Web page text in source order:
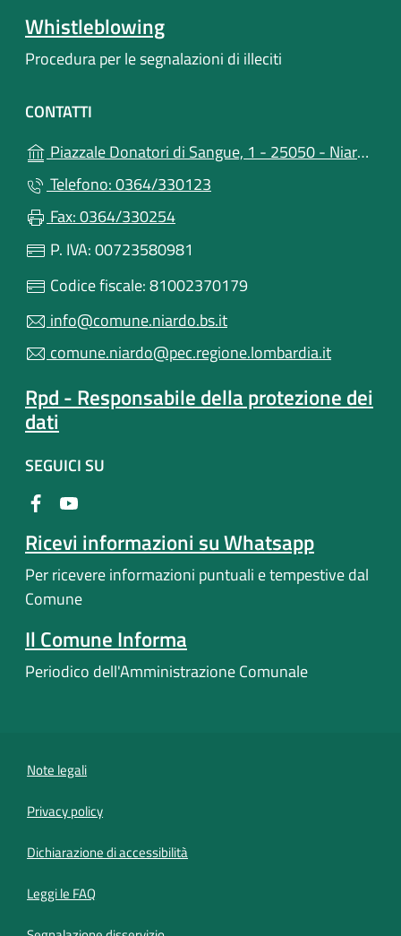
Whistleblowing
Procedura per le segnalazioni di illeciti
CONTATTI
Piazzale Donatori di Sangue, 1 - 25050 - Niardo (BS)
Telefono: 0364/330123
Fax: 0364/330254
P. IVA: 00723580981
Codice fiscale: 81002370179
info@comune.niardo.bs.it
comune.niardo@pec.regione.lombardia.it
Rpd - Responsabile della protezione dei
dati
SEGUICI SU
Ricevi informazioni su Whatsapp
Per ricevere informazioni puntuali e tempestive dal
Comune
Il Comune Informa
Periodico dell'Amministrazione Comunale
Note legali
Privacy policy
Dichiarazione di accessibilità
Leggi le FAQ